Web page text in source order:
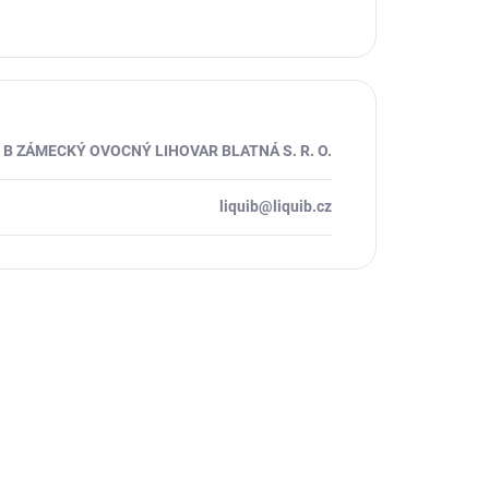
ZÁMECKÝ OVOCNÝ LIHOVAR BLATNÁ S. R. O.
liquib@liquib.cz